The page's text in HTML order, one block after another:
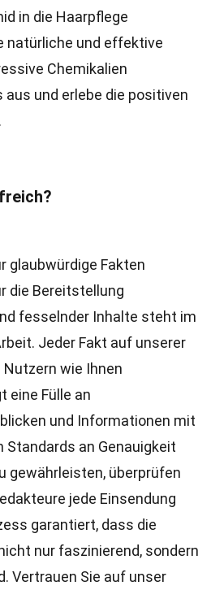
in die Haarpflege
natürliche und effektive
Chemikalien
und erlebe die positiven
glaubwürdige Fakten
die Bereitstellung
fesselnder Inhalte steht im
Jeder Fakt auf unserer
wie Ihnen
eine Fülle an
und Informationen mit
Standards an Genauigkeit
gewährleisten, überprüfen
jede Einsendung
garantiert, dass die
nur faszinierend, sondern
Vertrauen Sie auf unser